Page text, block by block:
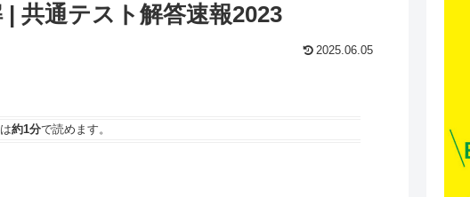
共通テスト解答速報2023
2025.06.05
約1分で読めます。